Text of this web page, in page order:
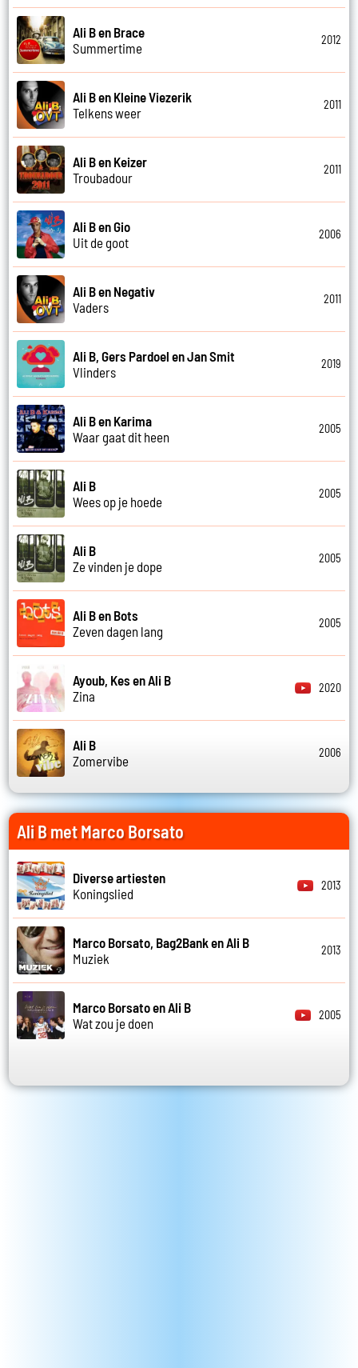
Ali B en Brace
Summertime
2012
Ali B en Kleine Viezerik
Telkens weer
2011
Ali B en Keizer
Troubadour
2011
Ali B en Gio
Uit de goot
2006
Ali B en Negativ
Vaders
2011
Ali B, Gers Pardoel en Jan Smit
Vlinders
2019
Ali B en Karima
Waar gaat dit heen
2005
Ali B
Wees op je hoede
2005
Ali B
Ze vinden je dope
2005
Ali B en Bots
Zeven dagen lang
2005
Ayoub, Kes en Ali B
Zina
2020
Ali B
Zomervibe
2006
Ali B met Marco Borsato
Diverse artiesten
Koningslied
2013
Marco Borsato, Bag2Bank en Ali B
Muziek
2013
Marco Borsato en Ali B
Wat zou je doen
2005